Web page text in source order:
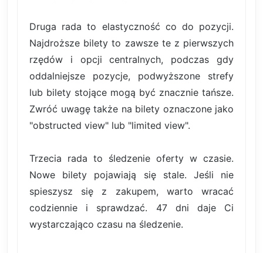
Druga rada to elastyczność co do pozycji.
Najdroższe bilety to zawsze te z pierwszych
rzędów i opcji centralnych, podczas gdy
oddalniejsze pozycje, podwyższone strefy
lub bilety stojące mogą być znacznie tańsze.
Zwróć uwagę także na bilety oznaczone jako
"obstructed view" lub "limited view".
Trzecia rada to śledzenie oferty w czasie.
Nowe bilety pojawiają się stale. Jeśli nie
spieszysz się z zakupem, warto wracać
codziennie i sprawdzać. 47 dni daje Ci
wystarczająco czasu na śledzenie.